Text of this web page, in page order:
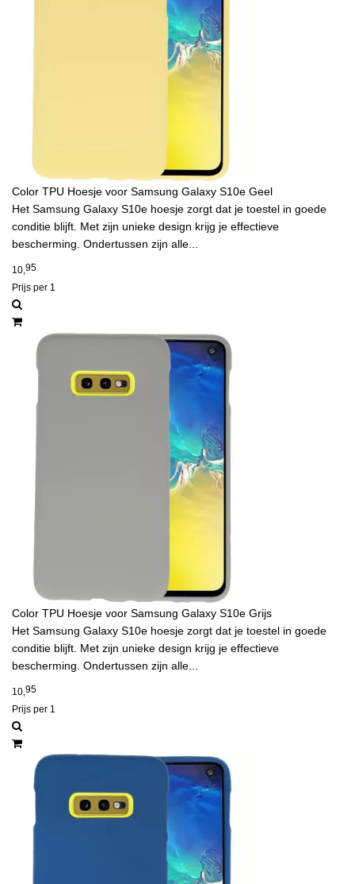
Color TPU Hoesje voor Samsung Galaxy S10e Geel
Het Samsung Galaxy S10e hoesje zorgt dat je toestel in goede
conditie blijft. Met zijn unieke design krijg je effectieve
bescherming. Ondertussen zijn alle...
10,95
Prijs per 1
Color TPU Hoesje voor Samsung Galaxy S10e Grijs
Het Samsung Galaxy S10e hoesje zorgt dat je toestel in goede
conditie blijft. Met zijn unieke design krijg je effectieve
bescherming. Ondertussen zijn alle...
10,95
Prijs per 1